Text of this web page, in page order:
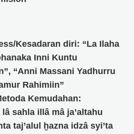
Kesadaran diri: “La Ilaha
Inni Kuntu
“Anni Massani Yadhurru
Rahimiin”
Kemudahan:
sahla illâ mâ ja’altahu
taj’alul ḫazna idzâ syi’ta